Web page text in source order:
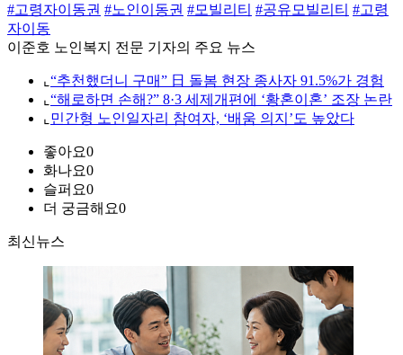
#고령자이동권 #노인이동권 #모빌리티 #공유모빌리티 #고령
자이동
이준호 노인복지 전문 기자의 주요 뉴스
⌞ “추천했더니 구매” 日 돌봄 현장 종사자 91.5%가 경험
⌞ “해로하면 손해?” 8·3 세제개편에 ‘황혼이혼’ 조장 논란
⌞ 민간형 노인일자리 참여자, ‘배움 의지’도 높았다
좋아요0
화나요0
슬퍼요0
더 궁금해요0
최신뉴스